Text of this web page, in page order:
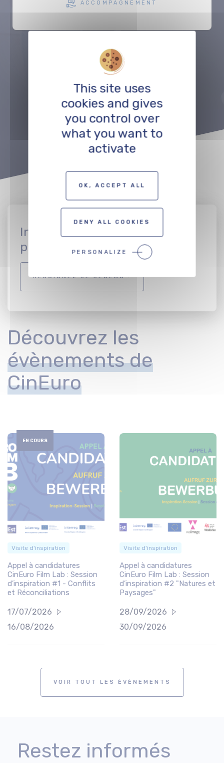
ACCOMPAGNEMENT
PrécédentSuivant
VOIR TOUT LE RÉSEAU
Inscrivez vous en tant que
professionnel
REJOIGNEZ LE RÉSEAU !
Découvrez les
évènements de
CinEuro
EN COURS
Visite d'inspiration
Appel à candidatures
CinEuro Film Lab : Session
d’inspiration #1 - Conflits
et Réconciliations
17/07/2026
16/08/2026
Visite d'inspiration
Appel à candidatures
CinEuro Film Lab : Session
d’inspiration #2 "Natures et
Paysages"
28/09/2026
30/09/2026
VOIR TOUT LES ÉVÈNEMENTS
Restez informés
This site uses
cookies and gives
you control over
what you want to
activate
OK, ACCEPT ALL
DENY ALL COOKIES
PERSONALIZE